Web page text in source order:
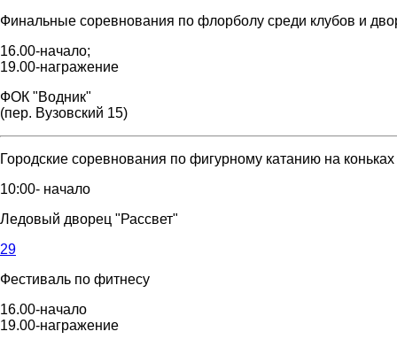
Финальные соревнования по флорболу среди клубов и
16.00-начало;
19.00-награжение
ФОК "Водник"
(пер. Вузовский 15)
Городские соревнования по фигурному катанию на
10:00- начало
Ледовый дворец "Рассвет"
29
Фестиваль по фитнесу
16.00-начало
19.00-награжение